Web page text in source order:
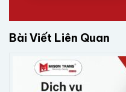
Bài Viết Liên Quan